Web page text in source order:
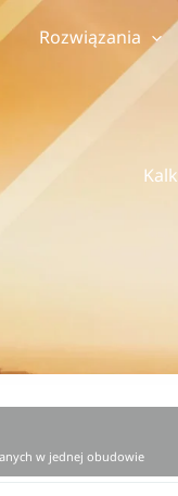
Rozwiązania
w jednej obudowie